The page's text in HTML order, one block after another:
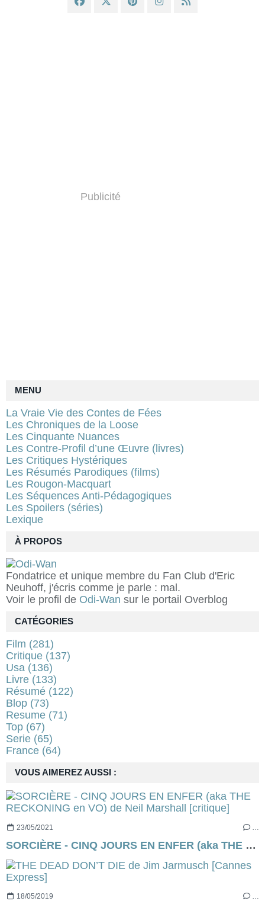
À PROPOS
Fondatrice et unique membre du Fan Club d'Eric
Neuhoff, j'écris comme je parle : mal.
Voir le profil de Odi-Wan sur le portail Overblog
Publicité
VOUS AIMEREZ AUSSI :
23/05/2021
SORCIÈRE - CINQ JOURS EN ENFER (aka THE RECKONING en VO) de Neil Marshall [critique]
18/05/2019 …
MENU
La Vraie Vie des Contes de Fées
Les Chroniques de la Loose
Les Cinquante Nuances
Les Contre-Profil d’une Œuvre (livres)
Les Critiques Hystériques
Les Résumés Parodiques (films)
Les Rougon-Macquart
Les Séquences Anti-Pédagogiques
Les Spoilers (séries)
Lexique
CATÉGORIES
Film (281)
Critique (137)
Usa (136)
Livre (133)
Résumé (122)
Blop (73)
Resume (71)
Top (67)
Serie (65)
France (64)